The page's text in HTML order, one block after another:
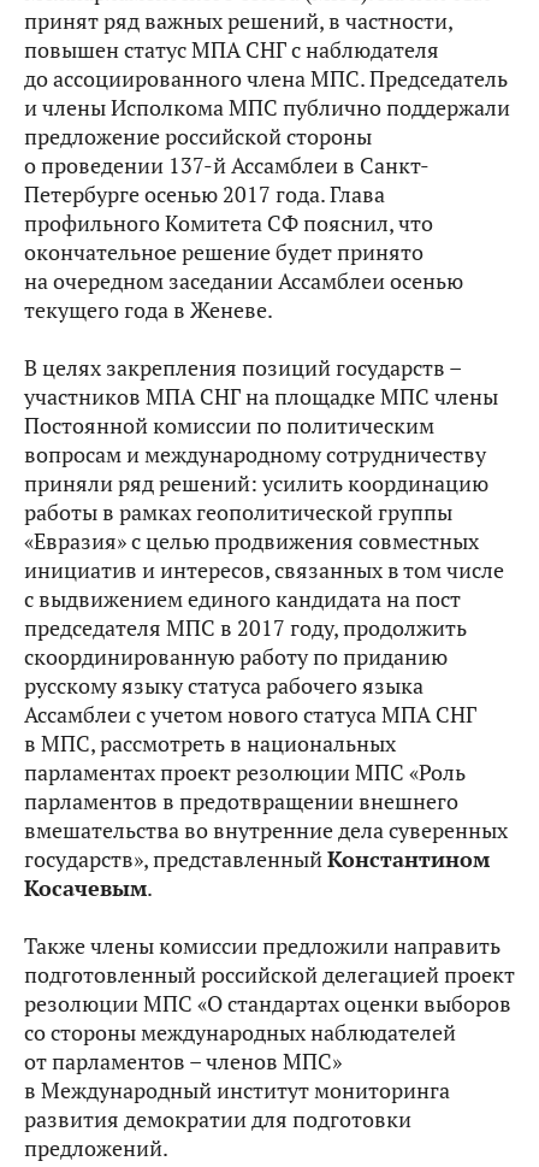
принят ряд важных решений, в частности,
повышен статус МПА СНГ с наблюдателя
до ассоциированного члена МПС. Председатель
и члены Исполкома МПС публично поддержали
предложение российской стороны
о проведении 137-й Ассамблеи в Санкт-
Петербурге осенью 2017 года. Глава
профильного Комитета СФ пояснил, что
окончательное решение будет принято
на очередном заседании Ассамблеи осенью
текущего года в Женеве.
В целях закрепления позиций государств –
участников МПА СНГ на площадке МПС члены
Постоянной комиссии по политическим
вопросам и международному сотрудничеству
приняли ряд решений: усилить координацию
работы в рамках геополитической группы
«Евразия» с целью продвижения совместных
инициатив и интересов, связанных в том числе
с выдвижением единого кандидата на пост
председателя МПС в 2017 году, продолжить
скоординированную работу по приданию
русскому языку статуса рабочего языка
Ассамблеи с учетом нового статуса МПА СНГ
в МПС, рассмотреть в национальных
парламентах проект резолюции МПС «Роль
парламентов в предотвращении внешнего
вмешательства во внутренние дела суверенных
государств», представленныйКонстантином
Косачевым.
Также члены комиссии предложили направить
подготовленный российской делегацией проект
резолюции МПС «О стандартах оценки выборов
со стороны международных наблюдателей
от парламентов – членов МПС»
в Международный институт мониторинга
развития демократии для подготовки
предложений.